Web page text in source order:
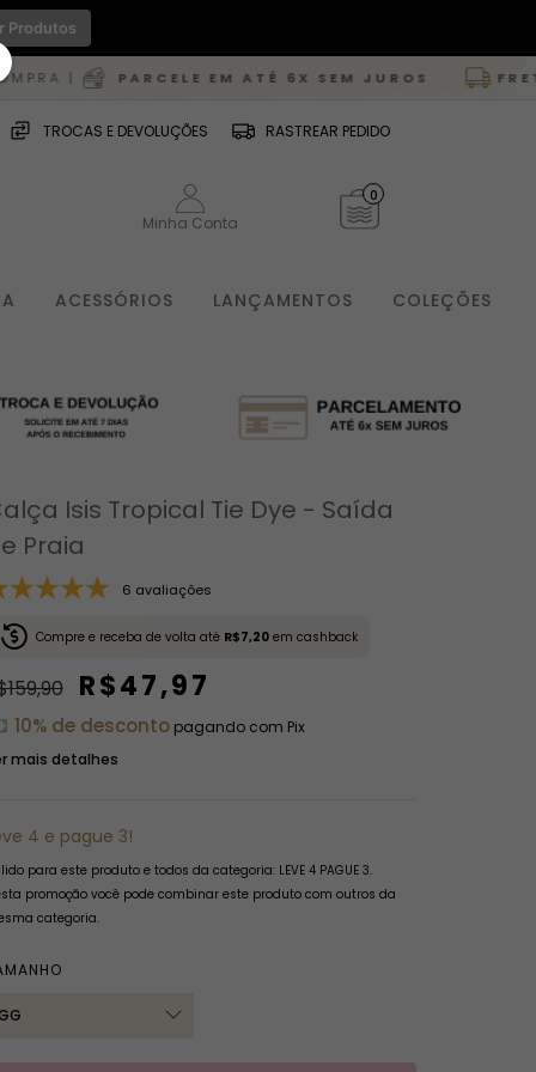
Produtos
| PARCELE EM ATÉ 6X SEM JUROS FRETE
TROCAS E DEVOLUÇÕES RASTREAR PEDIDO
Minha Conta
0
ACESSÓRIOS LANÇAMENTOS COLEÇÕES
Isis Tropical Tie Dye - Saída
Praia
6 avaliações
Compre e receba de volta até R$7,20em cashback
R$47,97
10% de descontopagando com Pix
mais detalhes
4 e pague 3!
para este produto e todos da categoria: LEVE 4 PAGUE 3.
promoção você pode combinar este produto com outros da
categoria.